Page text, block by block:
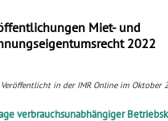
Miet- und
2022
in der IMR Online im Oktober
verbrauchsunabhängiger